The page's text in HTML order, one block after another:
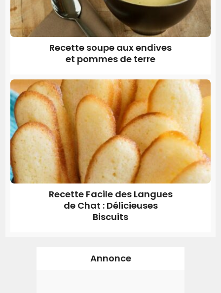
Recette soupe aux endives
et pommes de terre
Recette Facile des Langues
de Chat : Délicieuses
Biscuits
Annonce